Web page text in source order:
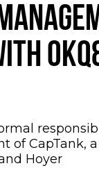
of CapTank,
Hoyer